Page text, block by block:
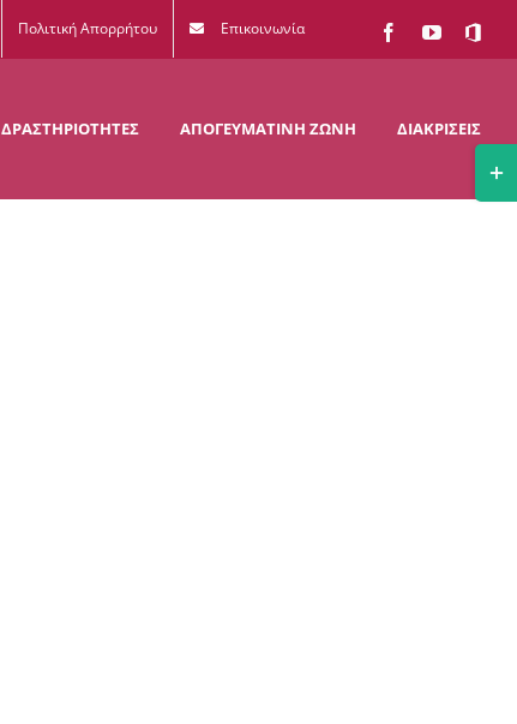
Πολιτική Απορρήτου Επικοινωνία FacebookYouTube
Office
ΔΡΑΣΤΗΡΙΟΤΗΤΕΣ ΑΠΟΓΕΥΜΑΤΙΝΗ ΖΩΝΗ ΔΙΑΚΡΙΣΕΙΣ